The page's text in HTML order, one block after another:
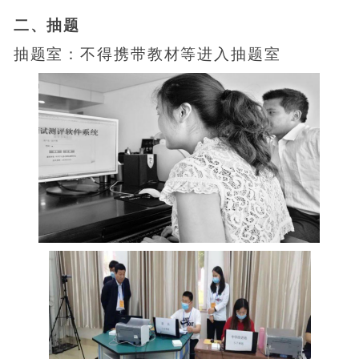
二、抽题
抽题室：不得携带教材等进入抽题室